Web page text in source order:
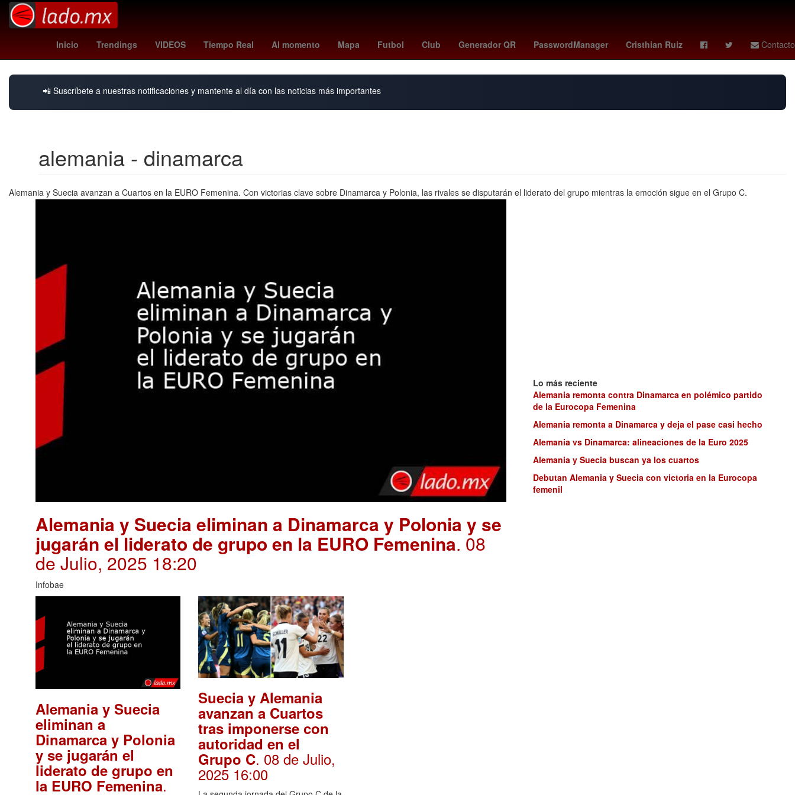
Inicio Trendings VIDEOS Tiempo Real Al momento Mapa Futbol Club Generador QR PasswordManager Cristhian Ruiz Contacto
ahn sung-ki Banorte Club Deportivo Tapatío Puebla de Zaragoza Dólar estadounidense España marvel rivals Ana Gabriel alerta por precipitaciones HBO
📲 Suscríbete a nuestras notificaciones y mantente al día con las noticias más importantes
alemania - dinamarca
Alemania y Suecia avanzan a Cuartos en la EURO Femenina. Con victorias clave sobre Dinamarca y Polonia, las rivales se disputarán el liderato del grupo mientras la emoción sigue en el Grupo C.
Alemania y Suecia eliminan a Dinamarca y Polonia y se
jugarán el liderato de grupo en la EURO Femenina. 08
de Julio, 2025 18:20
Infobae
Alemania y Suecia
eliminan a
Dinamarca y Polonia
y se jugarán el
liderato de grupo en
la EURO Femenina.
Suecia y Alemania
avanzan a Cuartos
tras imponerse con
autoridad en el
Grupo C. 08 de Julio,
2025 16:00
Lo más reciente
Alemania remonta contra Dinamarca en polémico partido
de la Eurocopa Femenina
Alemania remonta a Dinamarca y deja el pase casi hecho
Alemania vs Dinamarca: alineaciones de la Euro 2025
Alemania y Suecia buscan ya los cuartos
Debutan Alemania y Suecia con victoria en la Eurocopa
femenil